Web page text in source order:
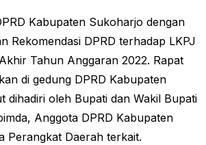
Kabupaten Sukoharjo dengan
Rekomendasi DPRD terhadap LKPJ
Tahun Anggaran 2022. Rapat
di gedung DPRD Kabupaten
dihadiri oleh Bupati dan Wakil Bupati
Anggota DPRD Kabupaten
Perangkat Daerah terkait.